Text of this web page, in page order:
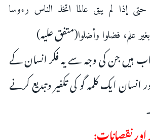
حتى إذا لم يبق عالما اتخذ الناس رءوسا
علم، فضلوا وأضلوا(متفق علیہ)
ہیں جن کی وجہ سے یہ فکر انسان کے
انسان ایک کلمہ گو کی تکفیر وتبدیع کرنے
نقصانات: